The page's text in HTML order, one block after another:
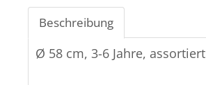
Beschreibung
Ø 58 cm, 3-6 Jahre, assortiert